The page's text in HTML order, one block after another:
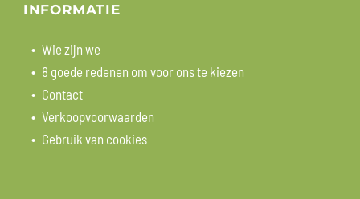
INFORMATIE
Wie zijn we
8 goede redenen om voor ons te kiezen
Contact
Verkoopvoorwaarden
Gebruik van cookies